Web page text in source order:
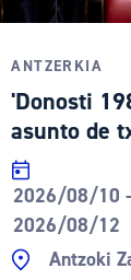
ANTZERKIA
'Donosti
asunto de
2026/08/10 -
2026/08/12
Antzoki